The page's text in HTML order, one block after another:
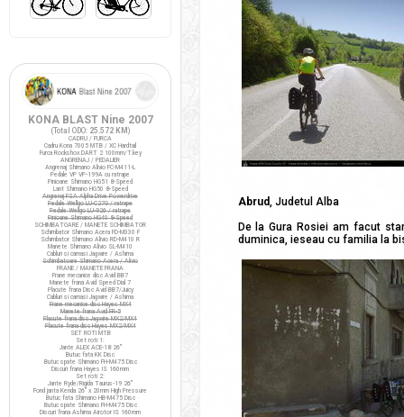
Abrud, Judetul Alba
De la Gura Rosiei am facut
duminica, ieseau cu familia la
KONA BLAST Nine 2007
(Total ODO: 25.572 KM )
CADRU / FURCA
Cadru Kona 7005 MTB / XC Hardtail
Furca Rockshox DART 2 100mm/T.key
ANGRENAJ / PEDALIER
Angrenaj Shimano Alivio FC-M411-L
Pedale VP VP-199A cu ratrape
Pinioane Shimano HG51 8-Speed
Lant Shimano HG50 8-Speed
Angrenaj FSA Alpha Drive Powerdrive
Pedale Wellgo LU-C27G / ratrape
Pedale Wellgo LU-926 / ratrape
Pinioane Shimano HG40 8-Speed
SCHIMBATOARE / MANETE SCHIMBATOR
Schimbator Shimano Acera FD-M330 F
Schimbator Shimano Alivio RD-M410 R
Manete Shimano Alivio SL-M410
Cabluri si camasi Jagwire / Ashima
Schimbatoare Shimano Acera / Alivio
FRANE / MANETE FRANA
Frane mecanice disc Avid BB7
Manete frana Avid Speed Dial 7
Placute frana Disc Avid BB7/Juicy
Cabluri si camasi Jagwire / Ashima
Frane mecanice disc Hayes MX4
Manete frana Avid FR-5
Placute frana disc Jagwire MX2/MX4
Placute frana disc Hayes MX2/MX4
SET ROTI MTB
Set roti 1:
Jante ALEX ACE-18 26"
Butuc fata KK Disc
Butuc spate Shimano FH-M475 Disc
Discuri frana Hayes IS 160mm
Set roti 2:
Jante Ryde/Rigida Taurus-19 26"
Fond janta Kenda 26" x 20mm High Pressure
Butuc fata Shimano HB-M475 Disc
Butuc spate Shimano FH-M475 Disc
Discuri frana Ashima Airotor IS 160mm